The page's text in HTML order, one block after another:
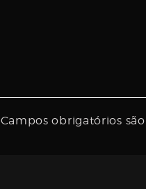
Campos obrigatórios